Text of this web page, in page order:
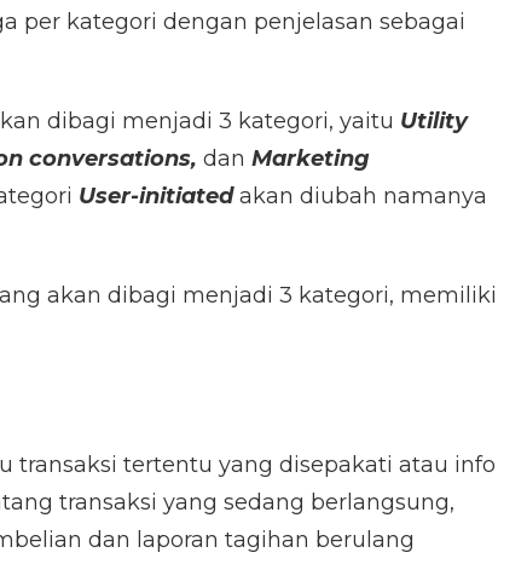
per kategori dengan penjelasan sebagai
dibagi menjadi 3 kategori, yaitu Utility
conversations, dan Marketing
User-initiatedakan diubah namanya
akan dibagi menjadi 3 kategori, memiliki
transaksi tertentu yang disepakati atau info
transaksi yang sedang berlangsung,
dan laporan tagihan berulang